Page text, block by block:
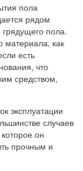
пола
рядом
грядущего пола.
материала, как
есть
что
средством,
эксплуатации
случаев
он
прочным и